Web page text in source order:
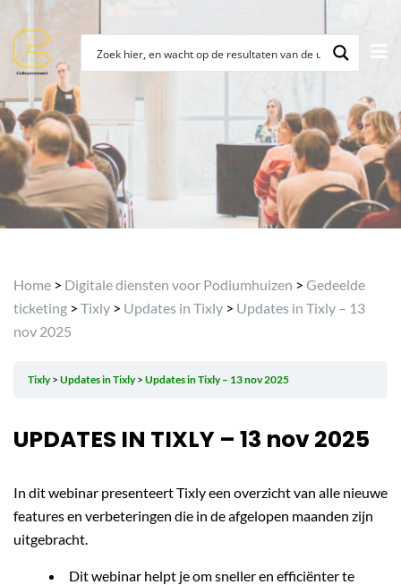
Archief
Home > Digitale diensten voor Podiumhuizen > Gedeelde
ticketing > Tixly > Updates in Tixly > Updates in Tixly – 13
nov 2025
Tixly Updates in Tixly Updates in Tixly – 13 nov 2025
UPDATES IN TIXLY – 13 nov 2025
In dit webinar presenteert Tixly een overzicht van alle nieuwe
features en verbeteringen die in de afgelopen maanden zijn
uitgebracht.
Dit webinar helpt je om sneller en efficiënter te